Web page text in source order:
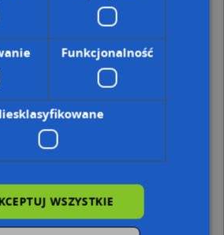
Adama 16, Ulica (76-200) (→ 7 m)
13, Ulica (76-200) (→ 20 m)
17, Ulica (76-200)
45, Ulica (76-200)
15b, Ulica (76-200) (→ 33 m)
15, Ulica (76-200)
10a, Ulica (76-200)
42, Ulica (76-200)
41, Ulica (76-200) (→ 51 m)
w pobliżu
Funkcjonalność
WSZYSTKIE